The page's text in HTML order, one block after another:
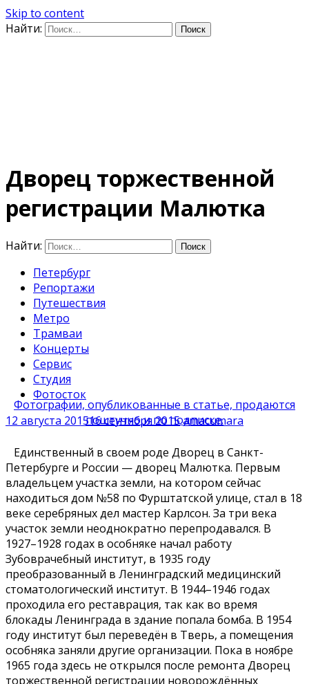
Skip to content
Найти:
Дворец торжественной
регистрации Малютка
Найти:
Петербург
Репортажи
Путешествия
Метро
Трамваи
Концерты
Сервис
Студия
Фотосток
12 августа 201516 сентября 2015amacumara
Фотографии, опубликованные в статье, продаются
поштучно и по подписке.
Единственный в своем роде Дворец в Санкт-
Петербурге и России — дворец Малютка. Первым
владельцем участка земли, на котором сейчас
находиться дом №58 по Фурштатской улице, стал в 18
веке серебряных дел мастер Карлсон. За три века
участок земли неоднократно перепродавался. В
1927–1928 годах в особняке начал работу
Зубоврачебный институт, в 1935 году
преобразованный в Ленинградский медицинский
стоматологический институт. В 1944–1946 годах
проходила его реставрация, так как во время
блокады Ленинграда в здание попала бомба. В 1954
году институт был переведён в Тверь, а помещения
особняка заняли другие организации. Пока в ноябре
1965 года здесь не открылся после ремонта Дворец
торжественной регистрации новорождённых